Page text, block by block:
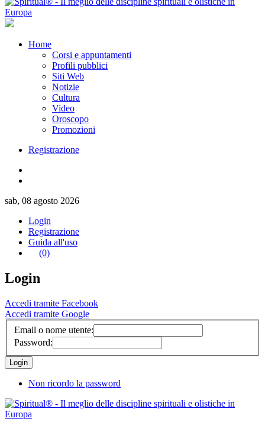
Home
Corsi e appuntamenti
Profili pubblici
Siti Web
Notizie
Cultura
Video
Oroscopo
Promozioni
Registrazione
sab, 08 agosto 2026
Login
Registrazione
Guida all'uso
(0)
Login
Accedi tramite Facebook
Accedi tramite Google
Email o nome utente:
Password:
Non ricordo la password